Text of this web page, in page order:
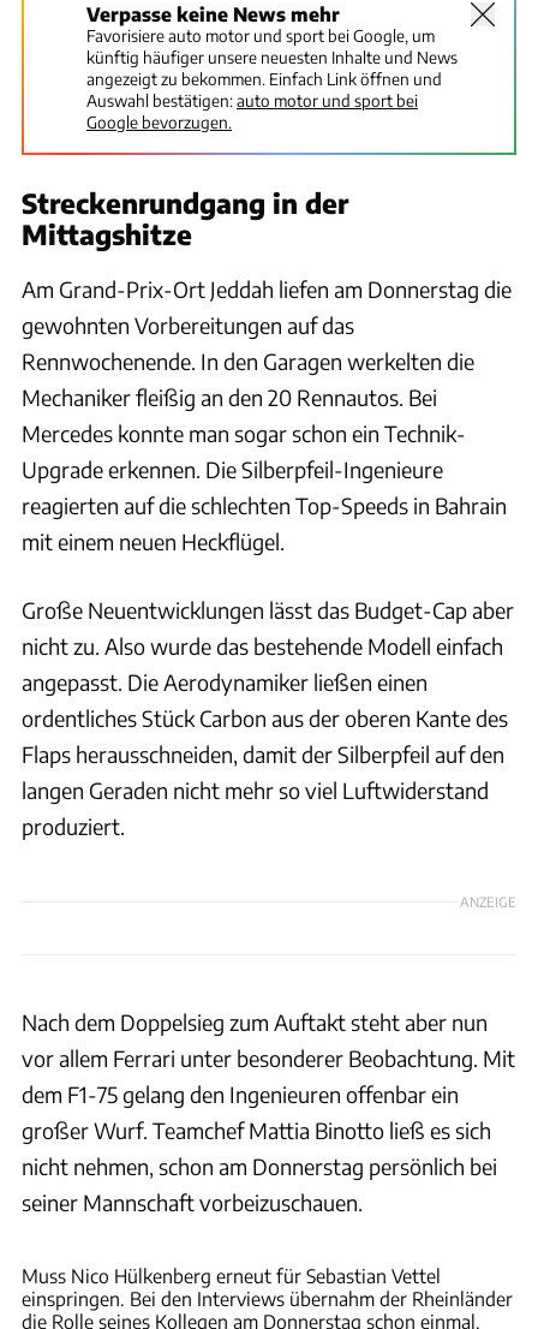
Verpasse keine News mehr
Favorisiere auto motor und sport bei Google, um
künftig häufiger unsere neuesten Inhalte und News
angezeigt zu bekommen. Einfach Link öffnen und
Auswahl bestätigen:auto motor und sport bei
Google bevorzugen.
Streckenrundgang in der
Mittagshitze
Am Grand-Prix-Ort Jeddah liefen am Donnerstag die
gewohnten Vorbereitungen auf das
Rennwochenende. In den Garagen werkelten die
Mechaniker fleißig an den 20 Rennautos. Bei
Mercedes konnte man sogar schon ein Technik-
Upgrade erkennen. Die Silberpfeil-Ingenieure
reagierten auf die schlechten Top-Speeds in Bahrain
mit einem neuen Heckflügel.
Große Neuentwicklungen lässt das Budget-Cap aber
nicht zu. Also wurde das bestehende Modell einfach
angepasst. Die Aerodynamiker ließen einen
ordentliches Stück Carbon aus der oberen Kante des
Flaps herausschneiden, damit der Silberpfeil auf den
langen Geraden nicht mehr so viel Luftwiderstand
produziert.
ANZEIGE
Nach dem Doppelsieg zum Auftakt steht aber nun
vor allem Ferrari unter besonderer Beobachtung. Mit
dem F1-75 gelang den Ingenieuren offenbar ein
großer Wurf. Teamchef Mattia Binotto ließ es sich
nicht nehmen, schon am Donnerstag persönlich bei
seiner Mannschaft vorbeizuschauen.
Muss Nico Hülkenberg erneut für Sebastian Vettel
einspringen. Bei den Interviews übernahm der Rheinländer
die Rolle seines Kollegen am Donnerstag schon einmal.